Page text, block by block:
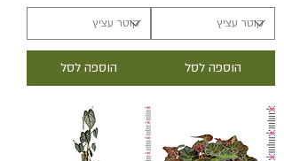
הוספה לסל הוספה לסל